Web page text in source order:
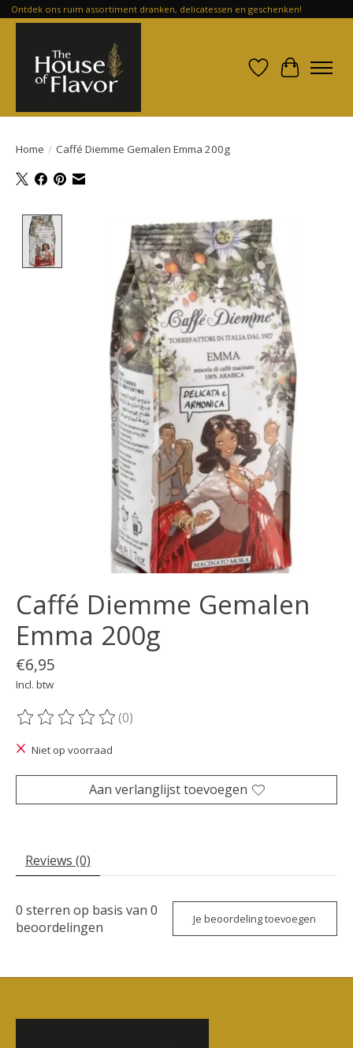
Ontdek ons ruim assortiment dranken, delicatessen en geschenken!
Verlanglijst
Home / Caffé Diemme Gemalen Emma 200g
Product image slideshow Items
Caffé Diemme Gemalen
Emma 200g
€6,95
Incl. btw
De beoordeling van dit product is
(0)
Niet op voorraad
Aan verlanglijst toevoegen
Reviews (0)
0 sterren op basis van 0
beoordelingen
Je beoordeling toevoegen